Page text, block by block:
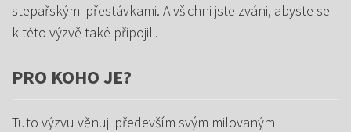
stepařskými přestávkami. A všichni jste zváni, abyste se
k této výzvě také připojili.
PRO KOHO JE?
Tuto výzvu věnuji především svým milovaným